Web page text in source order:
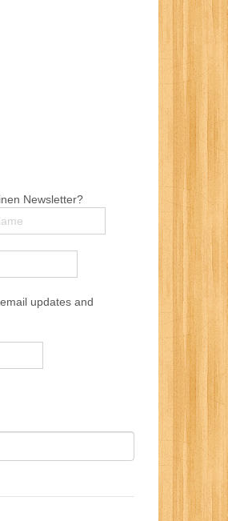
Newsletter?
updates and